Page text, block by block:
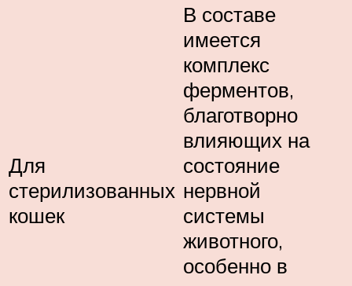
Для
стерилизованных
кошек
В составе
имеется
комплекс
ферментов,
благотворно
влияющих на
состояние
нервной
системы
животного,
особенно в